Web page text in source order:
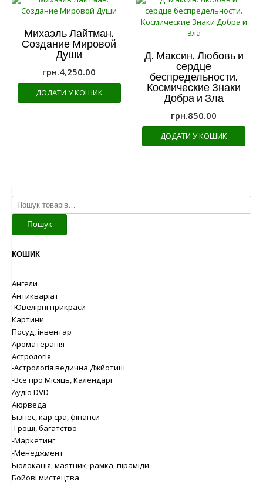
Михаэль Лайтман.
Создание Мировой
Души
грн.4,250.00
ДОДАТИ У КОШИК
Д. Максин. Любовь и
сердце
беспредельности.
Космические Знаки
Добра и Зла
грн.850.00
ДОДАТИ У КОШИК
Шукати:
Пошук
КОШИК
Ангели
Антикваріат
-Ювелірні прикраси
Картини
Посуд, інвентар
Ароматерапія
Астрологія
-Астрологія ведична Джйотиш
-Все про Місяць, Календарі
Аудіо DVD
Аюрведа
Бізнес, кар'єра, фінанси
-Гроші, багатство
-Маркетинг
-Менеджмент
Біолокація, маятник, рамка, піраміди
Бойові мистецтва